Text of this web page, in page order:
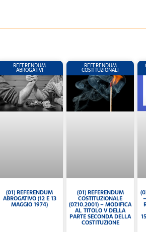
REFERENDUM
ABROGATIVI
(01) REFERENDUM
ABROGATIVO (12 E 13
MAGGIO 1974)
REFERENDUM
COSTITUZIONALI
(01) REFERENDUM
COSTITUZIONALE
(07.10.2001) – MODIFICA
AL TITOLO V DELLA
PARTE SECONDA DELLA
COSTITUZIONE